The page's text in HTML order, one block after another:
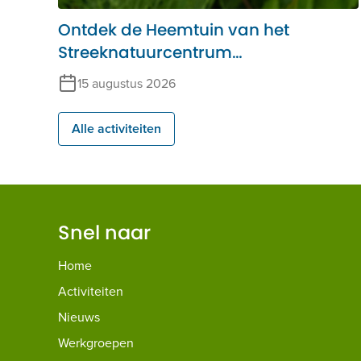
Ontdek de Heemtuin van het
Streeknatuurcentrum
Alblasserwaard
15 augustus 2026
Alle activiteiten
Snel naar
Home
Activiteiten
Nieuws
Werkgroepen